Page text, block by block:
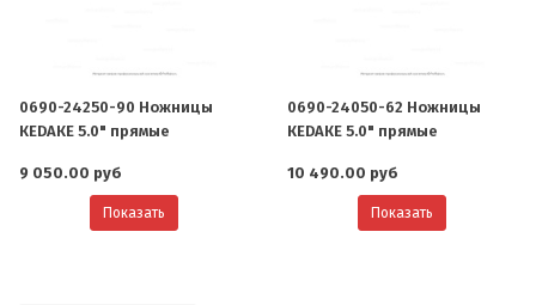
0690-24250-90 Ножницы
КЕDАКЕ 5.0" прямые
9 050.00 руб
Показать
0690-24050-62 Ножницы
КЕDАКЕ 5.0" прямые
10 490.00 руб
Показать